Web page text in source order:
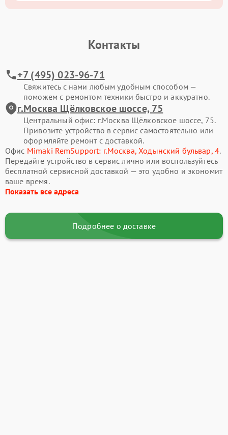
Контакты
+7 (495) 023-96-71
Свяжитесь с нами любым удобным способом —
поможем с ремонтом техники быстро и аккуратно.
г.Москва Щёлковское шоссе, 75
Центральный офис: г.Москва Щёлковское шоссе, 75.
Привозите устройство в сервис самостоятельно или
оформляйте ремонт с доставкой.
Офис Mimaki RemSupport: г.Москва, Ходынский бульвар, 4.
Передайте устройство в сервис лично или воспользуйтесь
бесплатной сервисной доставкой — это удобно и экономит
ваше время.
Показать все адреса
Подробнее о доставке